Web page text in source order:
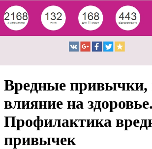
Вредные привычки,
влияние на здоровье.
Профилактика
привычек